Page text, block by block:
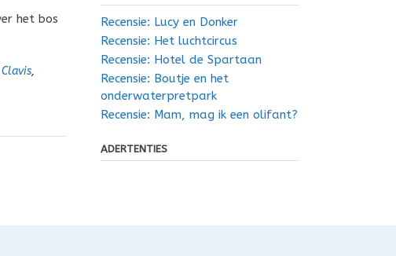
het bos
Clavis,
Recensie: Lucy en Donker
Recensie: Het luchtcircus
Recensie: Hotel de Spartaan
Recensie: Boutje en het
onderwaterpretpark
Recensie: Mam, mag ik een olifant?
ADERTENTIES